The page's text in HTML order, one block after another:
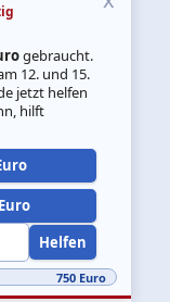
gebraucht.
12. und 15.
jetzt helfen
hilft
Helfen
750 Euro